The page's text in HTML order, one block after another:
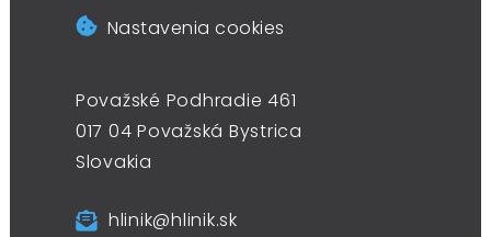
Nastavenia cookies
Považské Podhradie 461
017 04 Považská Bystrica
Slovakia
hlinik@hlinik.sk